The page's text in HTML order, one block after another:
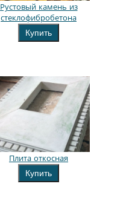
Рустовый камень из
стеклофибробетона
Купить
Плита откосная
Купить